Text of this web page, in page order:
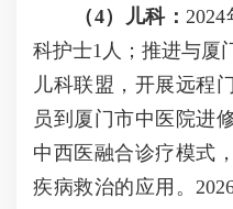
（4）儿科：
科护士1人；推进与厦
儿科联盟，开展远程
员到厦门市中医院进
中西医融合诊疗模式
疾病救治的应用。